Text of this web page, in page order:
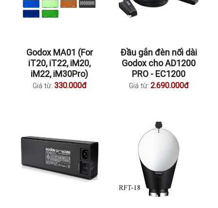
Godox MA01 (For
iT20, iT22, iM20,
iM22, iM30Pro)
Giá từ: 330.000đ
Đầu gắn đèn nối dài
Godox cho AD1200
PRO - EC1200
Giá từ: 2.690.000đ